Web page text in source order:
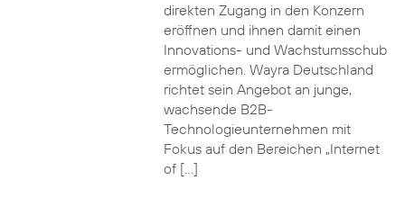
direkten Zugang in den Konzern
eröffnen und ihnen damit einen
Innovations- und Wachstumsschub
ermöglichen. Wayra Deutschland
richtet sein Angebot an junge,
wachsende B2B-
Technologieunternehmen mit
Fokus auf den Bereichen „Internet
of […]